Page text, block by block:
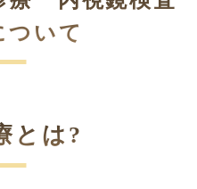
ついて
とは?